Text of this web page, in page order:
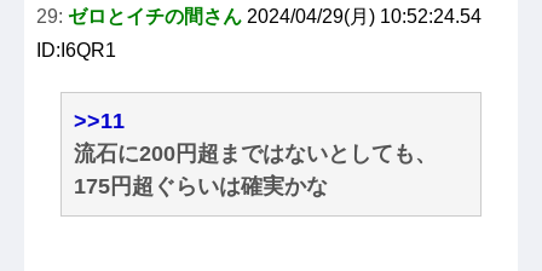
29: ゼロとイチの間さん 2024/04/29(月) 10:52:24.54
ID:I6QR1
>>11
流石に200円超まではないとしても、
175円超ぐらいは確実かな